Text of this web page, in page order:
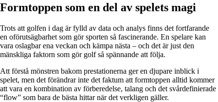
Formtoppen som en del av spelets magi
Trots att golfen i dag är fylld av data och analys finns det fortfarande
en oförutsägbarhet som gör sporten så fascinerande. En spelare kan
vara oslagbar ena veckan och kämpa nästa – och det är just den
mänskliga faktorn som gör golf så spännande att följa.
Att förstå mönstren bakom prestationerna ger en djupare inblick i
spelet, men det förändrar inte det faktum att formtoppen alltid kommer
att vara en kombination av förberedelse, talang och det svårdefinierade
“flow” som bara de bästa hittar när det verkligen gäller.